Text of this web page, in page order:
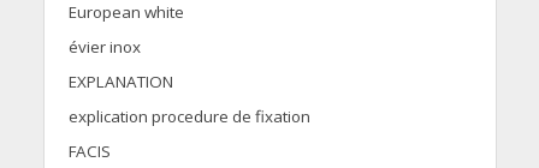
European white
évier inox
EXPLANATION
explication procedure de fixation
FACIS